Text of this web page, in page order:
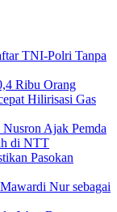
TNI-Polri Tanpa
Ribu Orang
Hilirisasi Gas
Ajak Pemda
di NTT
Pasokan
Nur sebagai